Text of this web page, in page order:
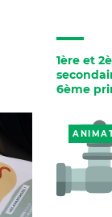
1ère et
6ème